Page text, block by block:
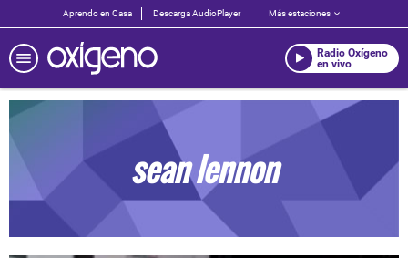
Aprendo en Casa Descarga AudioPlayer Más estaciones
Radio Oxígeno
en vivo
sean lennon